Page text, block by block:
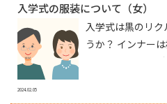
入学式の服装について（女）
2024.02.05
入学式は黒のリ
うか？ インナー
ゃなくてもOK？